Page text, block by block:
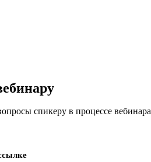
спикеру в процессе вебинара